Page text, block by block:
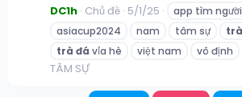
DC1h Chủ đề 5/1/25
app tìm
asiacup2024
nam tâm sự trà
trà đá vỉa hè việt nam vô định
TÂM SỰ